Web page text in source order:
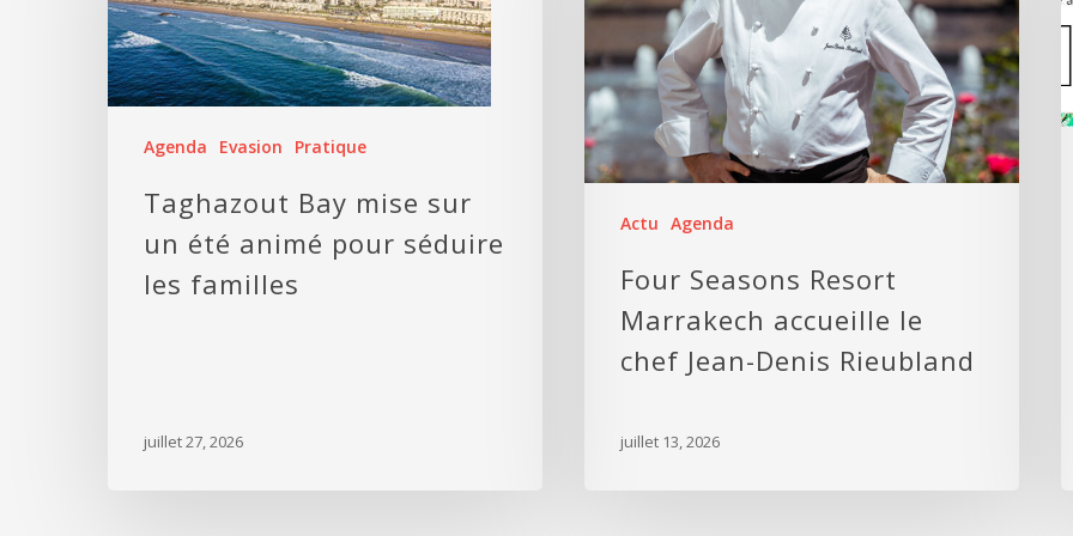
Agenda Evasion Pratique
Taghazout Bay mise sur
un été animé pour séduire
les familles
juillet 27, 2026
Actu Agenda
Four Seasons Resort
Marrakech accueille le
chef Jean-Denis Rieubland
juillet 13, 2026